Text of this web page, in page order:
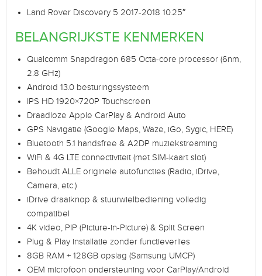
Land Rover Discovery 5 2017-2018 10.25″
BELANGRIJKSTE KENMERKEN
Qualcomm Snapdragon 685 Octa-core processor (6nm,
2.8 GHz)
Android 13.0 besturingssysteem
IPS HD 1920×720P Touchscreen
Draadloze Apple CarPlay & Android Auto
GPS Navigatie (Google Maps, Waze, iGo, Sygic, HERE)
Bluetooth 5.1 handsfree & A2DP muziekstreaming
WiFi & 4G LTE connectiviteit (met SIM-kaart slot)
Behoudt ALLE originele autofuncties (Radio, iDrive,
Camera, etc.)
iDrive draaiknop & stuurwielbediening volledig
compatibel
4K video, PIP (Picture-in-Picture) & Split Screen
Plug & Play installatie zonder functieverlies
8GB RAM + 128GB opslag (Samsung UMCP)
OEM microfoon ondersteuning voor CarPlay/Android